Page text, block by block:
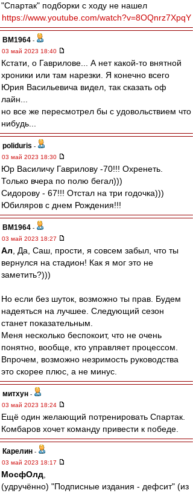
"Спартак" подборки с ходу не нашел
https://www.youtube.com/watch?v=8OQnrz7XpqY
BM1964 -
03 май 2023 18:40
Кстати, о Гаврилове... А нет какой-то внятной
хроники или там нарезки. Я конечно всего
Юрия Васильевича видел, так сказать оф
лайн...
но все же пересмотрел бы с удовольствием что
нибудь...
poliduris -
03 май 2023 18:30
Юр Василичу Гаврилову -70!!! Охренеть.
Только вчера по полю бегал)))
Сидорову - 67!!! Отстал на три годочка)))
Юбиляров с днем Рождения!!!
BM1964 -
03 май 2023 18:27
Ал , Да, Саш, прости, я совсем забыл, что ты
вернулся на стадион! Как я мог это не
заметить?)))
Но если без шуток, возможно ты прав. Будем
надеяться на лучшее. Следующий сезон
станет показательным.
Меня несколько беспокоит, что не очень
понятно, вообще, кто управляет процессом.
Впрочем, возможно незримость руководства
это скорее плюс, а не минус.
митхун -
03 май 2023 18:24
Ещё один желающий потренировать Спартак.
Комбаров хочет команду привести к победе.
Карелин -
03 май 2023 18:17
МосфОлд
(удручённо) "Подписные издания - дефсит" (из